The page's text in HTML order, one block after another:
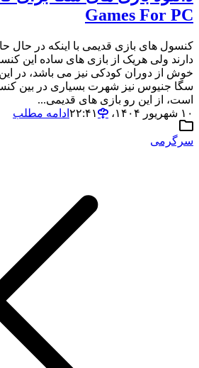
Games For PC
کنسول های بازی قدیمی با اینکه در حال
دارند ولی هریک از بازی های ساده این
خوش از دوران کودکی نیز می باشد، در
سگا جنیوس نیز شهرت بسیاری در بین
است، از این رو بازی های قدیمی...
۱۰ شهریور ۱۴۰۴،‏ ۲۲:۴۱
ادامه مطلب
سرگرمی